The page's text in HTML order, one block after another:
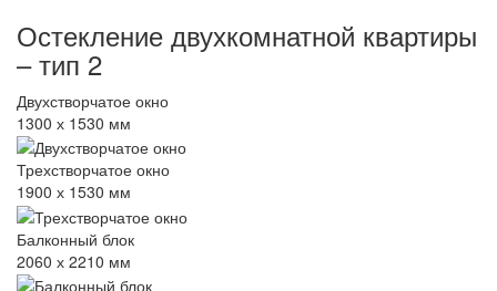
Остекление двухкомнатной квартиры
– тип 2
Двухстворчатое окно
1300 х 1530 мм
Трехстворчатое окно
1900 х 1530 мм
Балконный блок
2060 х 2210 мм